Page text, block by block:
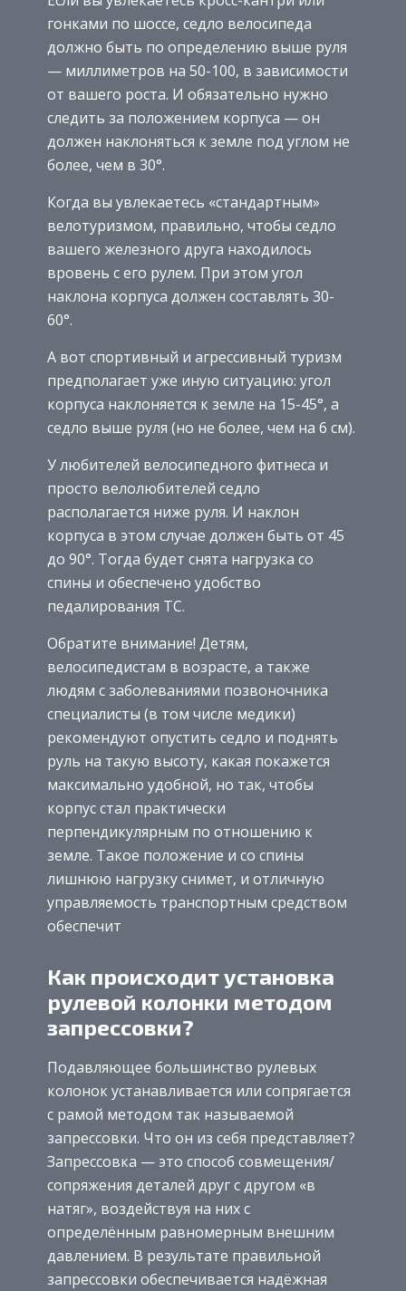
гонками по шоссе, седло велосипеда
должно быть по определению выше руля
— миллиметров на 50-100, в зависимости
от вашего роста. И обязательно нужно
следить за положением корпуса — он
должен наклоняться к земле под углом не
более, чем в 30°.
Когда вы увлекаетесь «стандартным»
велотуризмом, правильно, чтобы седло
вашего железного друга находилось
вровень с его рулем. При этом угол
наклона корпуса должен составлять 30-
60°.
А вот спортивный и агрессивный туризм
предполагает уже иную ситуацию: угол
корпуса наклоняется к земле на 15-45°, а
седло выше руля (но не более, чем на 6 см).
У любителей велосипедного фитнеса и
просто велолюбителей седло
располагается ниже руля. И наклон
корпуса в этом случае должен быть от 45
до 90°. Тогда будет снята нагрузка со
спины и обеспечено удобство
педалирования ТС.
Обратите внимание! Детям,
велосипедистам в возрасте, а также
людям с заболеваниями позвоночника
специалисты (в том числе медики)
рекомендуют опустить седло и поднять
руль на такую высоту, какая покажется
максимально удобной, но так, чтобы
корпус стал практически
перпендикулярным по отношению к
земле. Такое положение и со спины
лишнюю нагрузку снимет, и отличную
управляемость транспортным средством
обеспечит
Как происходит установка
рулевой колонки методом
запрессовки?
Подавляющее большинство рулевых
колонок устанавливается или сопрягается
с рамой методом так называемой
запрессовки. Что он из себя представляет?
Запрессовка — это способ совмещения/
сопряжения деталей друг с другом «в
натяг», воздействуя на них с
определённым равномерным внешним
давлением. В результате правильной
запрессовки обеспечивается надёжная